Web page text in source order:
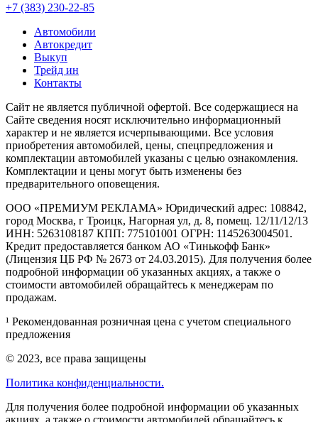
+7 (383) 230-22-85
Автомобили
Автокредит
Выкуп
Трейд ин
Контакты
Cайт не является публичной офертой. Все содержащиеся на
Сайте сведения носят исключительно информационный
характер и не является исчерпывающими. Все условия
приобретения автомобилей, цены, спецпредложения и
комплектации автомобилей указаны с целью ознакомления.
Комплектации и цены могут быть изменены без
предварительного оповещения.
ООО «ПРЕМИУМ РЕКЛАМА» Юридический адрес: 108842,
город Москва, г Троицк, Нагорная ул, д. 8, помещ. 12/11/12/13
ИНН: 5263108187 КПП: 775101001 ОГРН: 1145263004501.
Кредит предоставляется банком АО «Тинькофф Банк»
(Лицензия ЦБ РФ № 2673 от 24.03.2015). Для получения более
подробной информации об указанных акциях, а также о
стоимости автомобилей обращайтесь к менеджерам по
продажам.
¹ Рекомендованная розничная цена с учетом специального
предложения
© 2023, все права защищены
Политика конфиденциальности.
Для получения более подробной информации об указанных
акциях, а также о стоимости автомобилей обращайтесь к